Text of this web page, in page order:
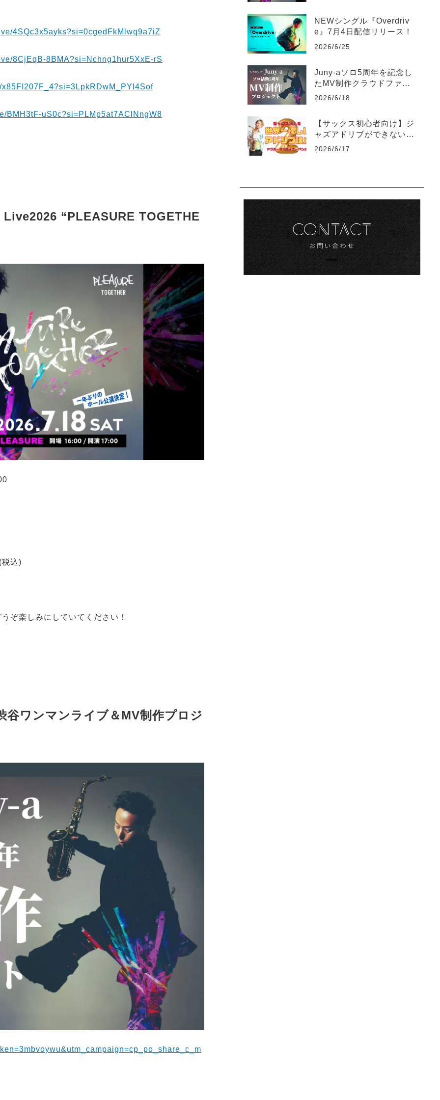
4SQc3x5ayks?si=0cgedFkMlwq9a7iZ
8CjEqB-8BMA?si=Nchng1hur5XxE-rS
BMH3tF-uS0c?si=PLMp5at7AClNngW8
“PLEASURE TOGETHE
(税込)
ぞ楽しみにしていてください！
ワンマンライブ＆MV制作プロジ
NEWシングル『Overdriv
e』7月4日配信リリース！
2026/6/25
Juny-aソロ5周年を記念し
たMV制作クラウドファン
ディングがスタート
2026/6/18
【サックス初心者向け】ジ
ャズアドリブができない人
のための世界一優しい練習
2026/6/17